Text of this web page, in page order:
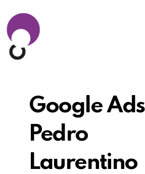
Google Ads
Pedro
Laurentino